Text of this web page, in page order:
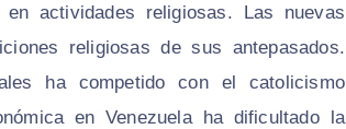
actividades religiosas. Las nuevas
religiosas de sus antepasados.
ha competido con el catolicismo
en Venezuela ha dificultado la